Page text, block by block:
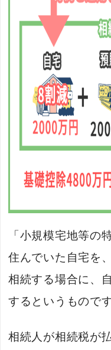
「小規模宅地等の
住んでいた自宅を
相続する場合に、
するというものです
相続人が相続税が